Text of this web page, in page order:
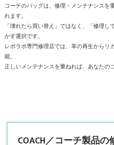
コーチのバッグは、修理・メンテナンス
れます。
「壊れたら買い替え」ではなく、「修理
かす選択です。
レボラボ専門修理店では、革の再生から
能。
正しいメンテナンスを重ねれば、あなたの
COACH／コーチ製品